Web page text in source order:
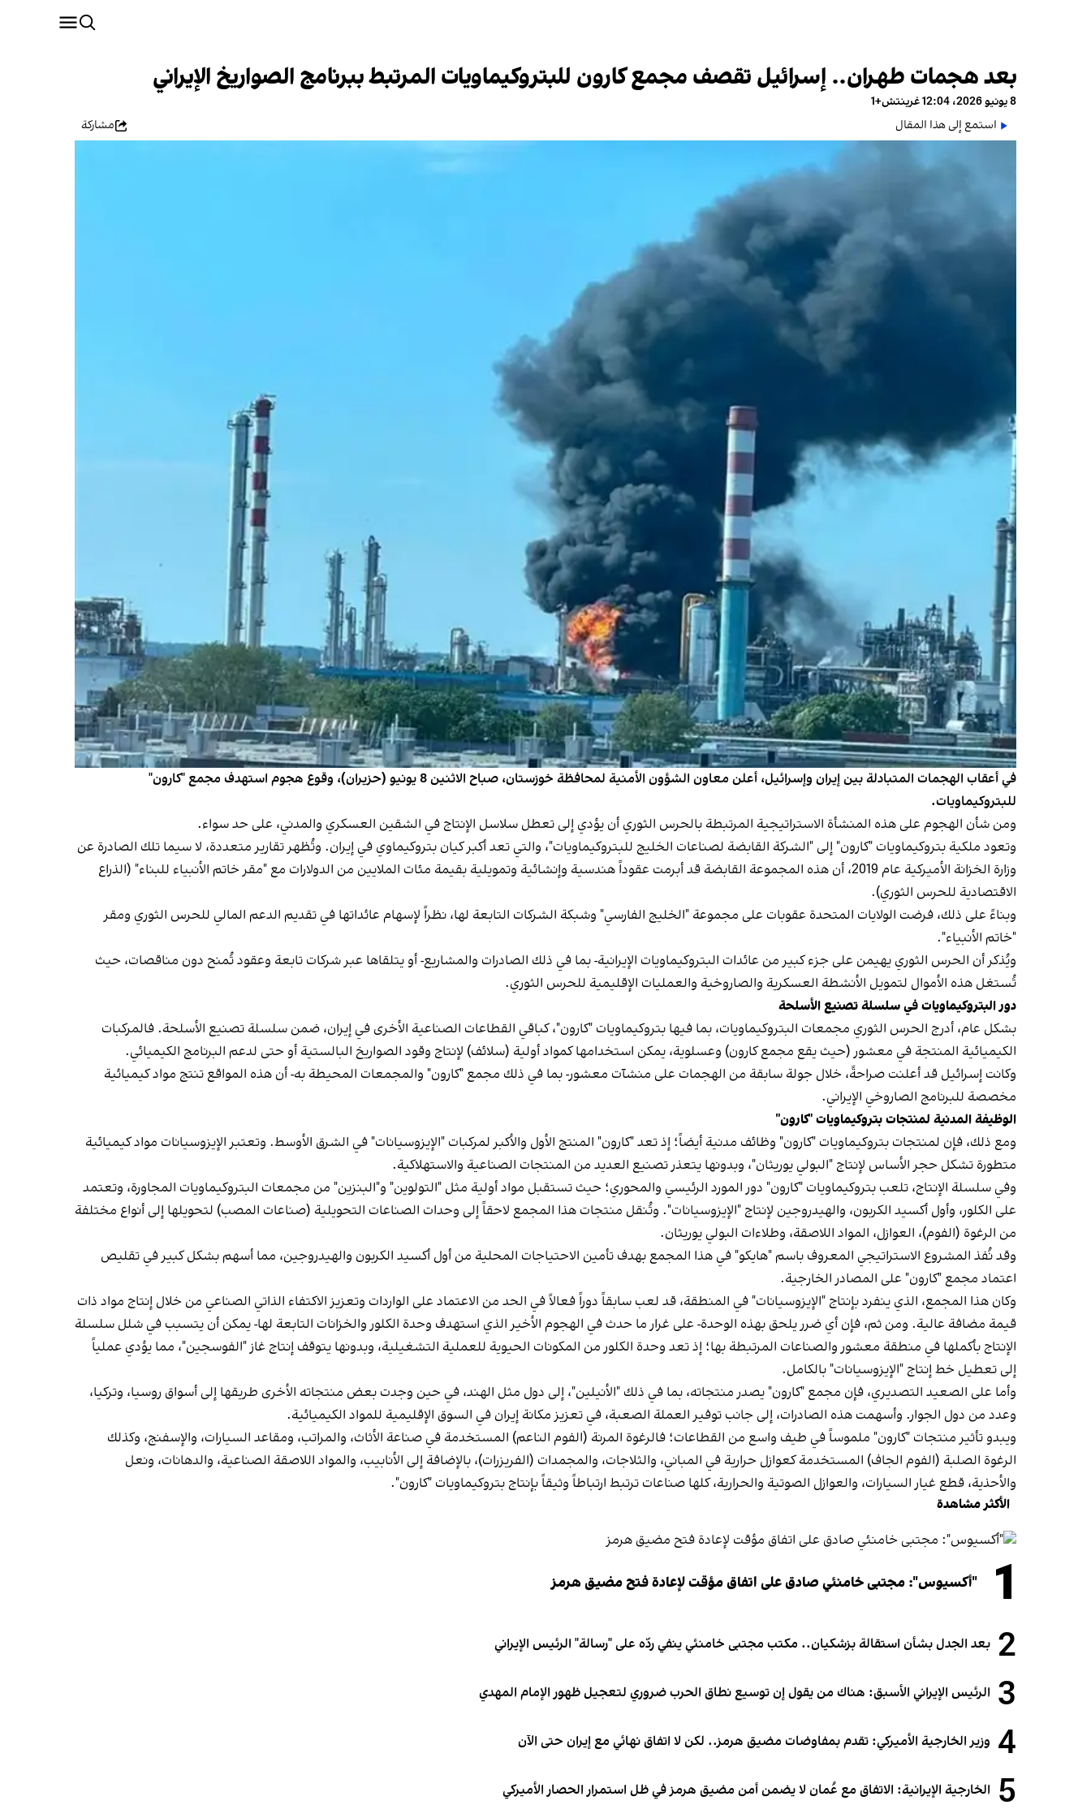
بعد هجمات طهران.. إسرائيل تقصف مجمع كارون للبتروكيماويات المرتبط ببرنامج الصواريخ الإيراني
8 يونيو 2026، 12:04 غرينتش+1
استمع إلى هذا المقال
مشاركة
في أعقاب الهجمات المتبادلة بين إيران وإسرائيل، أعلن معاون الشؤون الأمنية لمحافظة خوزستان، صباح الاثنين 8 يونيو (حزيران)، وقوع هجوم استهدف مجمع "كارون"
للبتروكيماويات.
ومن شأن الهجوم على هذه المنشأة الاستراتيجية المرتبطة بالحرس الثوري أن يؤدي إلى تعطل سلاسل الإنتاج في الشقين العسكري والمدني، على حد سواء.
وتعود ملكية بتروكيماويات "كارون" إلى "الشركة القابضة لصناعات الخليج للبتروكيماويات"، والتي تعد أكبر كيان بتروكيماوي في إيران. وتُظهر تقارير متعددة، لا سيما تلك الصادرة عن
وزارة الخزانة الأميركية عام 2019، أن هذه المجموعة القابضة قد أبرمت عقوداً هندسية وإنشائية وتمويلية بقيمة مئات الملايين من الدولارات مع "مقر خاتم الأنبياء للبناء" (الذراع
الاقتصادية للحرس الثوري).
وبناءً على ذلك، فرضت الولايات المتحدة عقوبات على مجموعة "الخليج الفارسي" وشبكة الشركات التابعة لها، نظراً لإسهام عائداتها في تقديم الدعم المالي للحرس الثوري ومقر
"خاتم الأنبياء".
ويُذكر أن الحرس الثوري يهيمن على جزء كبير من عائدات البتروكيماويات الإيرانية- بما في ذلك الصادرات والمشاريع- أو يتلقاها عبر شركات تابعة وعقود تُمنح دون مناقصات، حيث
تُستغل هذه الأموال لتمويل الأنشطة العسكرية والصاروخية والعمليات الإقليمية للحرس الثوري.
دور البتروكيماويات في سلسلة تصنيع الأسلحة
بشكل عام، أدرج الحرس الثوري مجمعات البتروكيماويات، بما فيها بتروكيماويات "كارون"، كباقي القطاعات الصناعية الأخرى في إيران، ضمن سلسلة تصنيع الأسلحة. فالمركبات
الكيميائية المنتجة في معشور (حيث يقع مجمع كارون) وعسلوية، يمكن استخدامها كمواد أولية (سلائف) لإنتاج وقود الصواريخ البالستية أو حتى لدعم البرنامج الكيميائي.
وكانت إسرائيل قد أعلنت صراحةً، خلال جولة سابقة من الهجمات على منشآت معشور- بما في ذلك مجمع "كارون" والمجمعات المحيطة به- أن هذه المواقع تنتج مواد كيميائية
مخصصة للبرنامج الصاروخي الإيراني.
الوظيفة المدنية لمنتجات بتروكيماويات "كارون"
ومع ذلك، فإن لمنتجات بتروكيماويات "كارون" وظائف مدنية أيضاً؛ إذ تعد "كارون" المنتج الأول والأكبر لمركبات "الإيزوسيانات" في الشرق الأوسط. وتعتبر الإيزوسيانات مواد كيميائية
متطورة تشكل حجر الأساس لإنتاج "البولي يوريثان"، وبدونها يتعذر تصنيع العديد من المنتجات الصناعية والاستهلاكية.
وفي سلسلة الإنتاج، تلعب بتروكيماويات "كارون" دور المورد الرئيسي والمحوري؛ حيث تستقبل مواد أولية مثل "التولوين" و"البنزين" من مجمعات البتروكيماويات المجاورة، وتعتمد
على الكلور، وأول أكسيد الكربون، والهيدروجين لإنتاج "الإيزوسيانات". وتُنقل منتجات هذا المجمع لاحقاً إلى وحدات الصناعات التحويلية (صناعات المصب) لتحويلها إلى أنواع مختلفة
من الرغوة (الفوم)، العوازل، المواد اللاصقة، وطلاءات البولي يوريثان.
وقد نُفذ المشروع الاستراتيجي المعروف باسم "هايكو" في هذا المجمع بهدف تأمين الاحتياجات المحلية من أول أكسيد الكربون والهيدروجين، مما أسهم بشكل كبير في تقليص
اعتماد مجمع "كارون" على المصادر الخارجية.
وكان هذا المجمع، الذي ينفرد بإنتاج "الإيزوسيانات" في المنطقة، قد لعب سابقاً دوراً فعالاً في الحد من الاعتماد على الواردات وتعزيز الاكتفاء الذاتي الصناعي من خلال إنتاج مواد ذات
قيمة مضافة عالية. ومن ثم، فإن أي ضرر يلحق بهذه الوحدة- على غرار ما حدث في الهجوم الأخير الذي استهدف وحدة الكلور والخزانات التابعة لها- يمكن أن يتسبب في شلل سلسلة
الإنتاج بأكملها في منطقة معشور والصناعات المرتبطة بها؛ إذ تعد وحدة الكلور من المكونات الحيوية للعملية التشغيلية، وبدونها يتوقف إنتاج غاز "الفوسجين"، مما يؤدي عملياً
إلى تعطيل خط إنتاج "الإيزوسيانات" بالكامل.
وأما على الصعيد التصديري، فإن مجمع "كارون" يصدر منتجاته، بما في ذلك "الأنيلين"، إلى دول مثل الهند، في حين وجدت بعض منتجاته الأخرى طريقها إلى أسواق روسيا، وتركيا،
وعدد من دول الجوار. وأسهمت هذه الصادرات، إلى جانب توفير العملة الصعبة، في تعزيز مكانة إيران في السوق الإقليمية للمواد الكيميائية.
ويبدو تأثير منتجات "كارون" ملموساً في طيف واسع من القطاعات؛ فالرغوة المرنة (الفوم الناعم) المستخدمة في صناعة الأثاث، والمراتب، ومقاعد السيارات، والإسفنج، وكذلك
الرغوة الصلبة (الفوم الجاف) المستخدمة كعوازل حرارية في المباني، والثلاجات، والمجمدات (الفريزرات)، بالإضافة إلى الأنابيب، والمواد اللاصقة الصناعية، والدهانات، ونعل
والأحذية، قطع غيار السيارات، والعوازل الصوتية والحرارية، كلها صناعات ترتبط ارتباطاً وثيقاً بإنتاج بتروكيماويات "كارون".
الأكثر مشاهدة
1 "أكسيوس": مجتبى خامنئي صادق على اتفاق مؤقت لإعادة فتح مضيق هرمز
2 بعد الجدل بشأن استقالة بزشكيان.. مكتب مجتبى خامنئي ينفي ردّه على "رسالة" الرئيس الإيراني
3 الرئيس الإيراني الأسبق: هناك من يقول إن توسيع نطاق الحرب ضروري لتعجيل ظهور الإمام المهدي
4 وزير الخارجية الأميركي: تقدم بمفاوضات مضيق هرمز.. لكن لا اتفاق نهائي مع إيران حتى الآن
5 الخارجية الإيرانية: الاتفاق مع عُمان لا يضمن أمن مضيق هرمز في ظل استمرار الحصار الأميركي